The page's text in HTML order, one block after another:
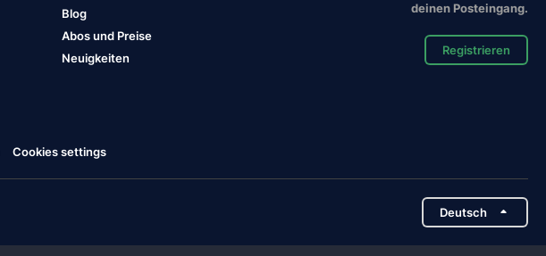
Blog
Abos und Preise
Neuigkeiten
deinen Posteingang.
Registrieren
Cookies settings
Deutsch